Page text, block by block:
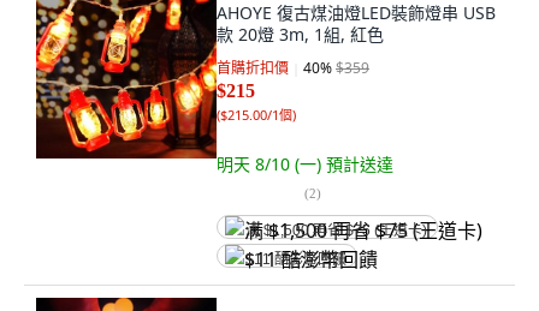
AHOYE 復古煤油燈LED裝飾燈串 USB
款 20燈 3m, 1組, 紅色
首購折扣價 40%$359
$215
($215.00/1個)
明天 8/10 (一) 預計送達
(2)
满 $1,500 再省 $75 (王道卡)
$11 酷澎幣回饋